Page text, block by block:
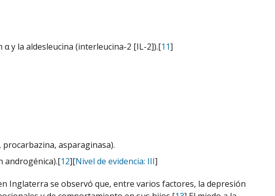
y la aldesleucina (interleucina-2 [IL-2]).[11]
asparaginasa).
androgénica).[12][Nivel de evidencia: III]
Inglaterra se observó que, entre varios factores, la depresión